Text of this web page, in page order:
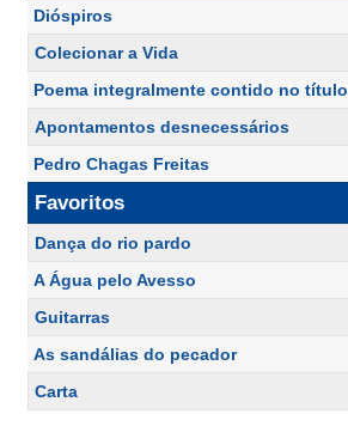
Dióspiros
Colecionar a Vida
Poema integralmente contido no título
Apontamentos desnecessários
Pedro Chagas Freitas
Favoritos
Dança do rio pardo
A Água pelo Avesso
Guitarras
As sandálias do pecador
Carta